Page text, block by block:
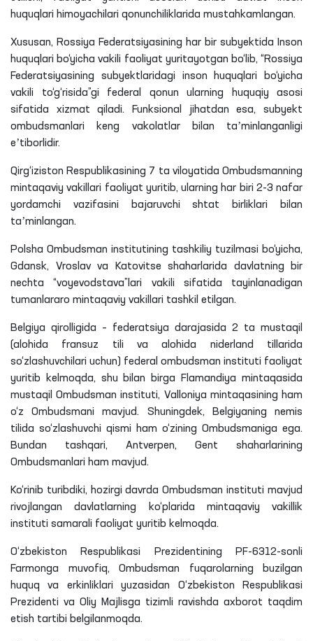
huquqlari himoyachilari qonunchiliklarida mustahkamlangan.
Xususan, Rossiya Federatsiyasining har bir subyektida Inson
huquqlari bo‘yicha vakili faoliyat yuritayotgan bo‘lib, “Rossiya
Federatsiyasining subyektlaridagi inson huquqlari bo‘yicha
vakili to‘g‘risida”gi federal qonun ularning huquqiy asosi
sifatida xizmat qiladi. Funksional jihatdan esa, subyekt
ombudsmanlari keng vakolatlar bilan taʼminlanganligi
eʼtiborlidir.
Qirg‘iziston Respublikasining 7 ta viloyatida Ombudsmanning
mintaqaviy vakillari faoliyat yuritib, ularning har biri 2-3 nafar
yordamchi vazifasini bajaruvchi shtat birliklari bilan
taʼminlangan.
Polsha Ombudsman institutining tashkiliy tuzilmasi bo‘yicha,
Gdansk, Vroslav va Katovitse shaharlarida davlatning bir
nechta “voyevodstava”lari vakili sifatida tayinlanadigan
tumanlararo mintaqaviy vakillari tashkil etilgan.
Belgiya qirolligida – federatsiya darajasida 2 ta mustaqil
(alohida fransuz tili va alohida niderland tillarida
so‘zlashuvchilari uchun) federal ombudsman instituti faoliyat
yuritib kelmoqda, shu bilan birga Flamandiya mintaqasida
mustaqil Ombudsman instituti, Valloniya mintaqasining ham
o‘z Ombudsmani mavjud. Shuningdek, Belgiyaning nemis
tilida so‘zlashuvchi qismi ham o‘zining Ombudsmaniga ega.
Bundan tashqari, Antverpen, Gent shaharlarining
Ombudsmanlari ham mavjud.
Ko‘rinib turibdiki, hozirgi davrda Ombudsman instituti mavjud
rivojlangan davlatlarning ko‘plarida mintaqaviy vakillik
instituti samarali faoliyat yuritib kelmoqda.
O‘zbekiston Respublikasi Prezidentining PF-6312-sonli
Farmonga muvofiq, Ombudsman fuqarolarning buzilgan
huquq va erkinliklari yuzasidan O‘zbekiston Respublikasi
Prezidenti va Oliy Majlisga tizimli ravishda axborot taqdim
etish tartibi belgilanmoqda.